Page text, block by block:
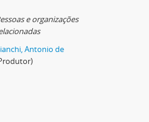
e organizações
Antonio de